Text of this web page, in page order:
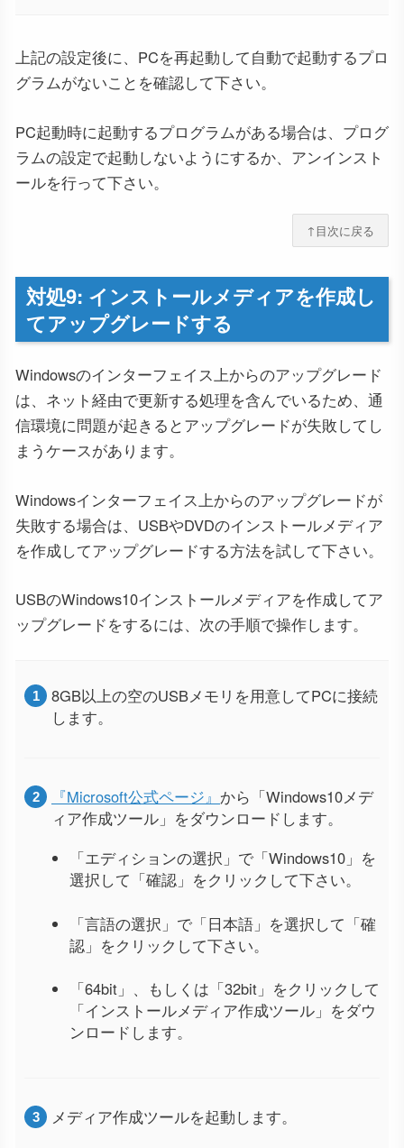
上記の設定後に、PCを再起動して自動で起動するプロ
グラムがないことを確認して下さい。
PC起動時に起動するプログラムがある場合は、プログ
ラムの設定で起動しないようにするか、アンインスト
ールを行って下さい。
↑目次に戻る
対処9: インストールメディアを作成し
てアップグレードする
Windowsのインターフェイス上からのアップグレード
は、ネット経由で更新する処理を含んでいるため、通
信環境に問題が起きるとアップグレードが失敗してし
まうケースがあります。
Windowsインターフェイス上からのアップグレードが
失敗する場合は、USBやDVDのインストールメディア
を作成してアップグレードする方法を試して下さい。
USBのWindows10インストールメディアを作成してア
ップグレードをするには、次の手順で操作します。
8GB以上の空のUSBメモリを用意してPCに接続
します。
『Microsoft公式ページ』 から「Windows10メデ
ィア作成ツール」をダウンロードします。
「エディションの選択」で「Windows10」を
選択して「確認」をクリックして下さい。
「言語の選択」で「日本語」を選択して「確
認」をクリックして下さい。
「64bit」、もしくは「32bit」をクリックして
「インストールメディア作成ツール」をダウ
ンロードします。
メディア作成ツールを起動します。